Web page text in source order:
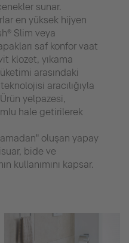
sunar.
en yüksek hijyen
Slim veya
saf konfor vaat
klozet, yıkama
arasındaki
aracılığıyla
yelpazesi,
hale getirilerek
oluşan yapay
bide ve
kullanımını kapsar.